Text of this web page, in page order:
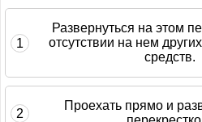
1
Развернуться на этом
отсутствии на нем
средств.
2
Проехать прямо и